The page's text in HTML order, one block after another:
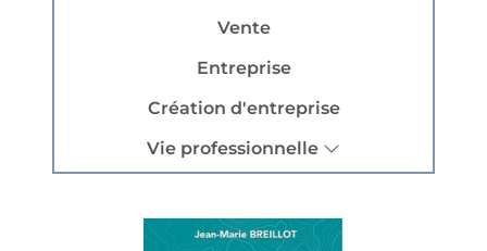
Vente
Entreprise
Création d'entreprise
Vie professionnelle